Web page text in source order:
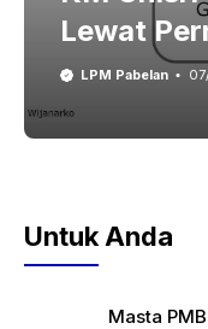
Lewat
LPM Pabelan
Untuk Anda
Masta